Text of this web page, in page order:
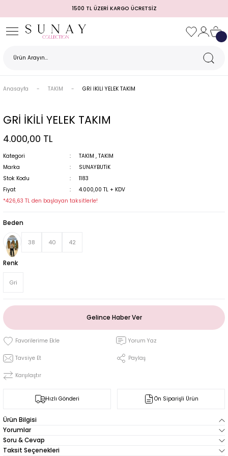
1500 TL ÜZERİ KARGO ÜCRETSİZ
Geri Dön
Geri Dön
Geri Dön
Geri Dön
Geri Dön
Geri Dön
Geri Dön
Anasayfa TAKIM GRİ İKİLİ YELEK TAKIM
GRİ İKİLİ YELEK TAKIM
4.000,00 TL
Kategori TAKIM , TAKIM
Marka
SUNAYBUTİK
Stok Kodu
1183
Fiyat
4.000,00 TL + KDV
*426,63 TL den başlayan taksitlerle!
Beden
38 40 42
Renk
Gri
Gelince Haber Ver
Yorum Yaz
Tavsiye Et Paylaş
Karşılaştır
Hızlı Gönderi Ön Siparişli Ürün
Ürün Bilgisi
Yorumlar
Soru & Cevap
Taksit Seçenekleri